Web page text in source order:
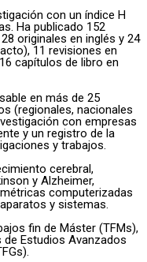
con un índice H
Ha publicado 152
originales en inglés y 24
11 revisiones en
capítulos de libro en
en más de 25
(regionales, nacionales
con empresas
y un registro de la
y trabajos.
cerebral,
y Alzheimer,
computerizadas
y sistemas.
fin de Máster (TFMs),
de Estudios Avanzados